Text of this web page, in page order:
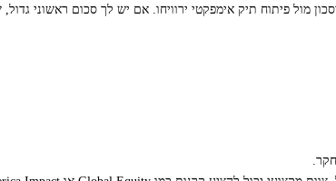
מול פיתוח תיק אימפקטי ירוויחו. אם יש לך סכום ראשוני